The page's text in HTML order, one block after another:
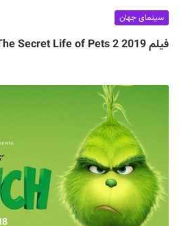
سینمای جهان
فیلم The Secret Life of Pets 2 2019